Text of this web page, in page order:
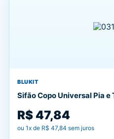
BLUKIT
Sifão Copo Universal Pia e
R$ 47,84
ou 1x de R$ 47,84 sem juros